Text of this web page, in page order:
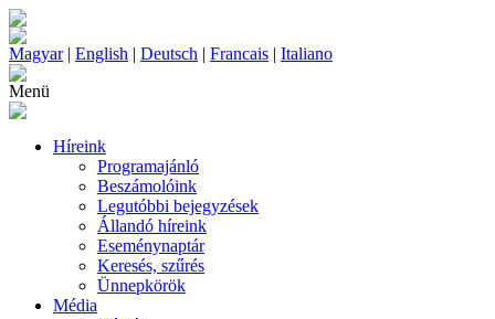
Magyar| English | Deutsch | Francais | Italiano
Menü
Híreink
Programajánló
Beszámolóink
Legutóbbi bejegyzések
Állandó híreink
Eseménynaptár
Keresés, szűrés
Ünnepkörök
Média